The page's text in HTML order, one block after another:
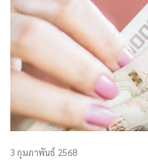
3 กุมภาพันธ์ 2568